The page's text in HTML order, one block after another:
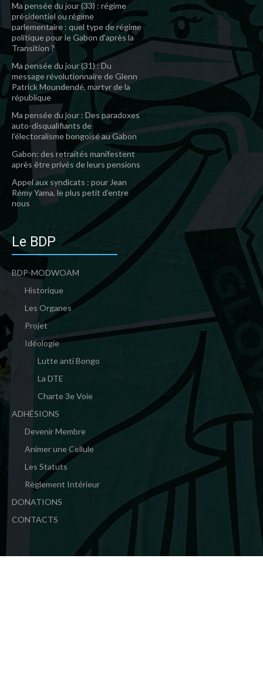
Ma pensée du jour (33) : régime
présidentiel ou régime
parlementaire : quel type de régime
politique pour le Gabon d’après la
Transition ?
Ma pensée du jour (31) : Du
message révolutionnaire de Glenn
Patrick Moundendé, martyr de la
république
Ma pensée du jour : Des paradoxes
auto-disqualifiants de
l’électoralisme bongoïsé au Gabon
Gabon: des retraités manifestent
après être privés de leurs pensions
Appel aux syndicats : pour Jean
Rémy Yama, le plus petit d’entre
nous
Le BDP
BDP-MODWOAM
Historique
Les Organes
Projet
Idéologie
Lutte anti Bongo
La DTE
Charte 3e Voie
ADHÉSIONS
Devenir Membre
Animer une Cellule
Les Statuts
Règlement Intérieur
DONATIONS
CONTACTS